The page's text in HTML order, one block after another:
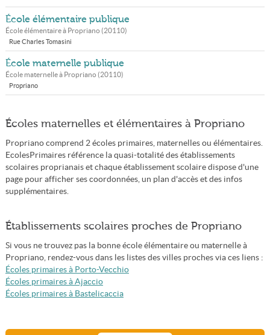
École élémentaire publique
École élémentaire à Propriano (20110)
Rue Charles Tomasini
École maternelle publique
École maternelle à Propriano (20110)
Propriano
Écoles maternelles et élémentaires à Propriano
Propriano comprend 2 écoles primaires, maternelles ou élémentaires.
EcolesPrimaires référence la quasi-totalité des établissements
scolaires proprianais et chaque établissement scolaire dispose d'une
page pour afficher ses coordonnées, un plan d'accès et des infos
supplémentaires.
Établissements scolaires proches de Propriano
Si vous ne trouvez pas la bonne école élémentaire ou maternelle à
Propriano, rendez-vous dans les listes des villes proches via ces liens :
Écoles primaires à Porto-Vecchio
Écoles primaires à Ajaccio
Écoles primaires à Bastelicaccia